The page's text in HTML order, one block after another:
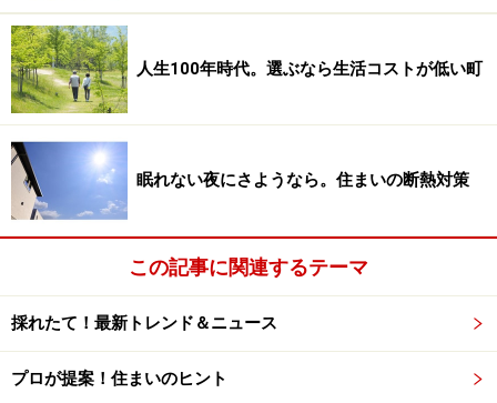
以来、首塚を動かしたり潰そうとすると必ず祟りがある
とされるほか、周辺の企業では机の配置にも気をつけて
いるのだとか。
八百屋お七の刑場とお墓・・・次ページへ≫
「不動産売買」 ガイドのメールマガジン（無料） は、
不動産に関する最新情報をはじめ、さまざまな話題を取
り上げながら、毎月２回皆様へお届けしています。
※記事内容は執筆時点のものです。最新の内容をご確認くださ
人生100年時代。選ぶなら生活コストが低い町
眠れない夜にさようなら。住まいの断熱対策
この記事に関連するテーマ
採れたて！最新トレンド＆ニュース
プロが提案！住まいのヒント